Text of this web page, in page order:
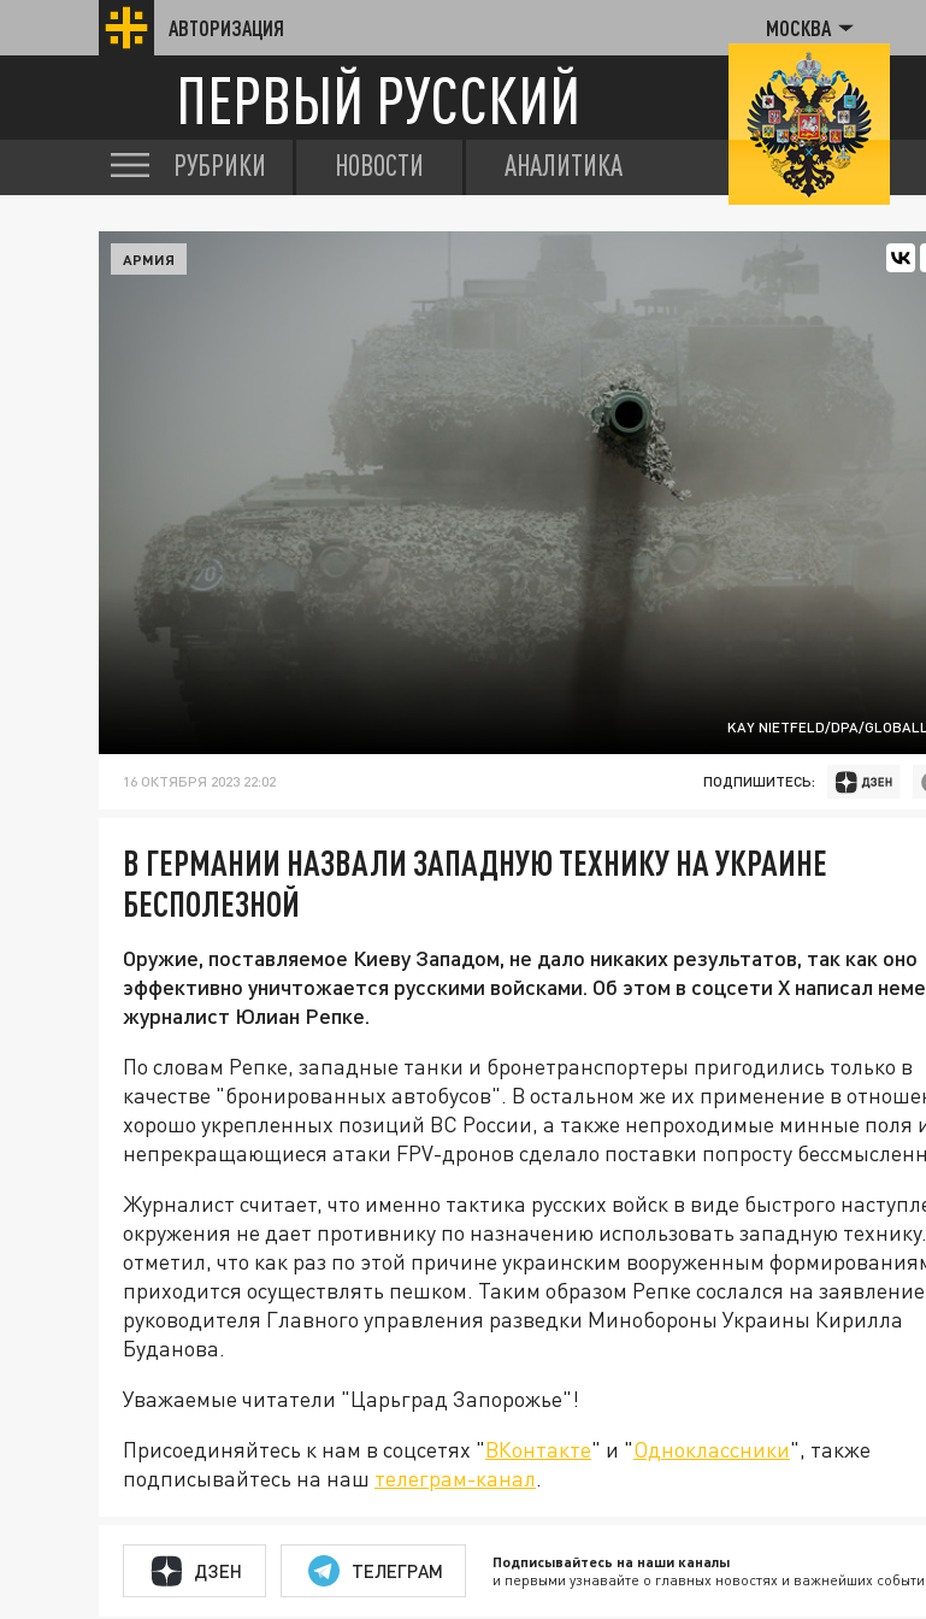
АВТОРИЗАЦИЯ МОСКВА
ПЕРВЫЙ РУССКИЙ
РУБРИКИ НОВОСТИ АНАЛИТИКА
KAY NIETFELD/DPA/
АРМИЯ
16 ОКТЯБРЯ 2023 22:02 ПОДПИШИТЕСЬ:
В ГЕРМАНИИ НАЗВАЛИ ЗАПАДНУЮ ТЕХНИКУ НА УКРАИНЕ
БЕСПОЛЕЗНОЙ
Оружие, поставляемое Киеву Западом, не дало никаких результатов, так как оно
эффективно уничтожается русскими войсками. Об этом в соцсети X написал
журналист Юлиан Репке.
По словам Репке, западные танки и бронетранспортеры пригодились только в
качестве "бронированных автобусов". В остальном же их применение в
хорошо укрепленных позиций ВС России, а также непроходимые минные поля
непрекращающиеся атаки FPV-дронов сделало поставки попросту
Журналист считает, что именно тактика русских войск в виде быстрого
окружения не дает противнику по назначению использовать западную
отметил, что как раз по этой причине украинским вооруженным
приходится осуществлять пешком. Таким образом Репке сослался на заявление
руководителя Главного управления разведки Минобороны Украины Кирилла
Буданова.
Уважаемые читатели "Царьград Запорожье"!
Присоединяйтесь к нам в соцсетях "ВКонтакте" и "Одноклассники", также
подписывайтесь на наш телеграм-канал.
ДЗЕН ТЕЛЕГРАМ Подписывайтесь на наши каналы
и первыми узнавайте о главных новостях и важнейших